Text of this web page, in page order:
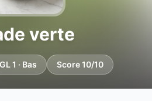
verte
GL 1 · Bas Score 10/10